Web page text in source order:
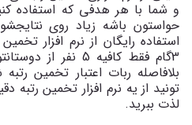
و شما با هر هدفی که استفاده
حواستون باشه زیاد روی
استفاده رایگان از نرم افزار
3گام فقط کافیه 5
بلافاصله ربات اعتبار تخمین
تونید از یه نرم افزار تخمین رتبه
لذت ببرید.